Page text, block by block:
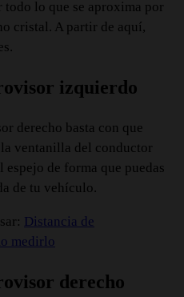
lo que se aproxima por
cristal. A partir de aquí,
izquierdo
derecho basta con que
ventanilla del conductor
de forma que puedas
de tu vehículo.
Distancia de
medirlo
derecho